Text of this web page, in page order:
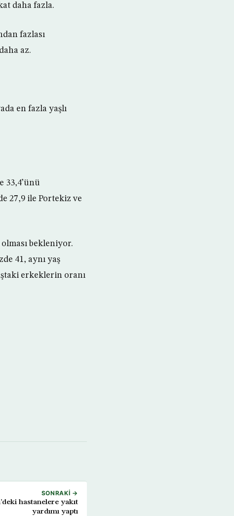
daha fazla.
fazlası
az.
en fazla yaşlı
33,4’ünü
27,9 ile Portekiz ve
bekleniyor.
41, aynı yaş
erkeklerin oranı
SONRAKI →
hastanelere yakıt
yardımı yaptı